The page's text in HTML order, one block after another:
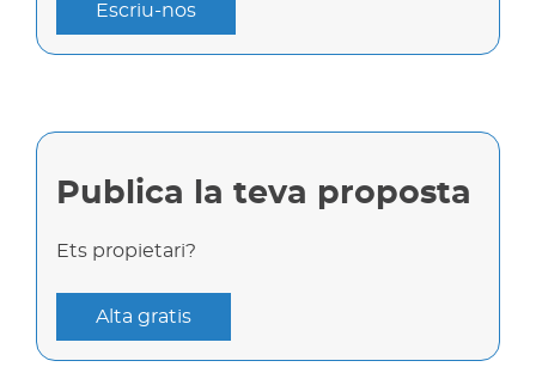
Escriu-nos
Publica la teva proposta
Ets propietari?
Alta gratis